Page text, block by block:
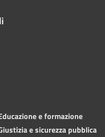
e formazione
e sicurezza pubblica